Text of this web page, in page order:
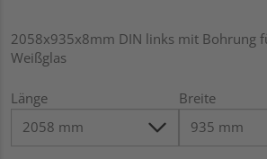
2058x935x8mm DIN links mit Bohrung
Weißglas
Länge Breite